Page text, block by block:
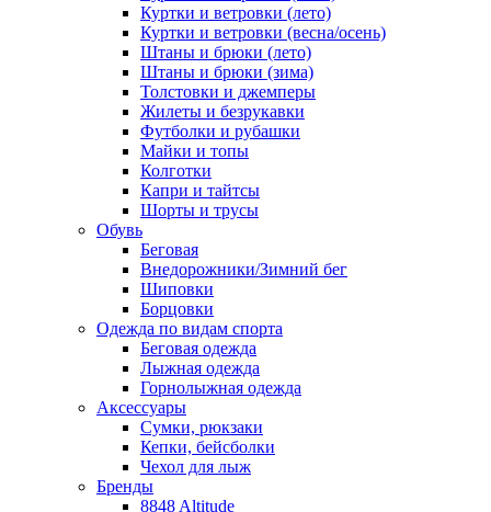
Куртки и ветровки (лето)
Куртки и ветровки (весна/осень)
Штаны и брюки (лето)
Штаны и брюки (зима)
Толстовки и джемперы
Жилеты и безрукавки
Футболки и рубашки
Майки и топы
Колготки
Капри и тайтсы
Шорты и трусы
Обувь
Беговая
Внедорожники/Зимний бег
Шиповки
Борцовки
Одежда по видам спорта
Беговая одежда
Лыжная одежда
Горнолыжная одежда
Аксессуары
Сумки, рюкзаки
Кепки, бейсболки
Чехол для лыж
Бренды
8848 Altitude